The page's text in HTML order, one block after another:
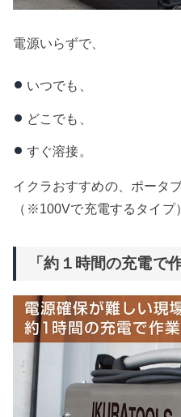
電源いらずで、
いつでも、
どこでも、
すぐ溶接。
イクラおすすめの、ポータ
（※100Vで充電するタイプ）
「約１時間の充電で